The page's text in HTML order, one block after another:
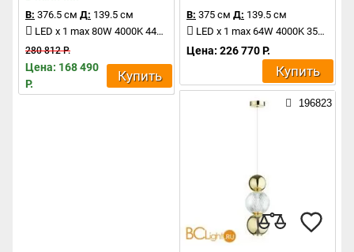
В: 376.5 см Д: 139.5 см
LED x 1 max 80W 4000K 4400Lm
280 812 Р.
Цена: 168 490
Р.
Купить
В: 375 см Д: 139.5 см
LED x 1 max 64W 4000K 3520Lm
Цена: 226 770 Р.
Купить
196823